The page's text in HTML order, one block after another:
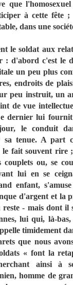
que
à cette fête ;
dans une
le soldat aux
: d'abord c'est le
un peu plus
endroits de
peu instruit, un
de vue
dernier lui
le conduit
tenue. A part
fait souvent rire
couplets ou, se
lui en se
enfant,
d'argent et la
- mais dont il
lui qui, là-
timidement
que nous
« font la
ainsi à
homme de